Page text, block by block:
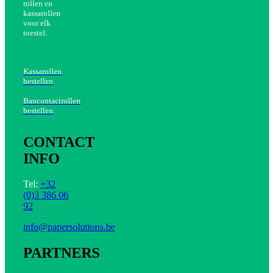
rollen en
kassarollen
voor elk
toestel.
Kassarollen
bestellen
Bancontactrollen
bestellen
CONTACT
INFO
Tel: +32
(0)3 386 06
92
info@papersolutions.be
PARTNERS